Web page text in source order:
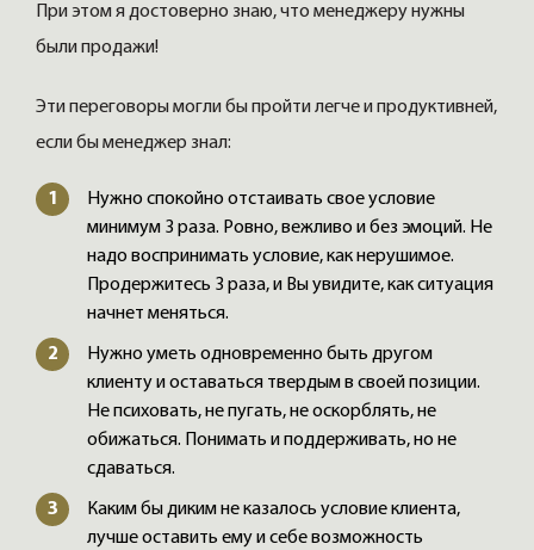
При этом я достоверно знаю, что менеджеру нужны
были продажи!
Эти переговоры могли бы пройти легче и продуктивней,
если бы менеджер знал:
Нужно спокойно отстаивать свое условие
минимум 3 раза. Ровно, вежливо и без эмоций. Не
надо воспринимать условие, как нерушимое.
Продержитесь 3 раза, и Вы увидите, как ситуация
начнет меняться.
Нужно уметь одновременно быть другом
клиенту и оставаться твердым в своей позиции.
Не психовать, не пугать, не оскорблять, не
обижаться. Понимать и поддерживать, но не
сдаваться.
Каким бы диким не казалось условие клиента,
лучше оставить ему и себе возможность